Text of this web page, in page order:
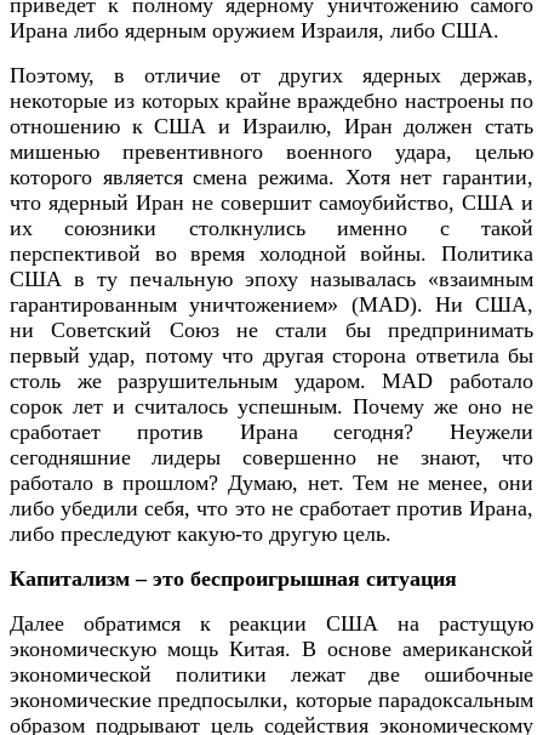
Ирана либо ядерным оружием Израиля, либо США.
Поэтому, в отличие от других ядерных держав,
некоторые из которых крайне враждебно настроены по
отношению к США и Израилю, Иран должен стать
мишенью превентивного военного удара, целью
которого является смена режима. Хотя нет гарантии,
что ядерный Иран не совершит самоубийство, США и
их союзники столкнулись именно с такой
перспективой во время холодной войны. Политика
США в ту печальную эпоху называлась «взаимным
гарантированным уничтожением» (MAD). Ни США,
ни Советский Союз не стали бы предпринимать
первый удар, потому что другая сторона ответила бы
столь же разрушительным ударом. MAD работало
сорок лет и считалось успешным. Почему же оно не
сработает против Ирана сегодня? Неужели
сегодняшние лидеры совершенно не знают, что
работало в прошлом? Думаю, нет. Тем не менее, они
либо убедили себя, что это не сработает против Ирана,
либо преследуют какую-то другую цель.
Капитализм – это беспроигрышная ситуация
Далее обратимся к реакции США на растущую
экономическую мощь Китая. В основе американской
экономической политики лежат две ошибочные
экономические предпосылки, которые парадоксальным
образом подрывают цель содействия экономическому